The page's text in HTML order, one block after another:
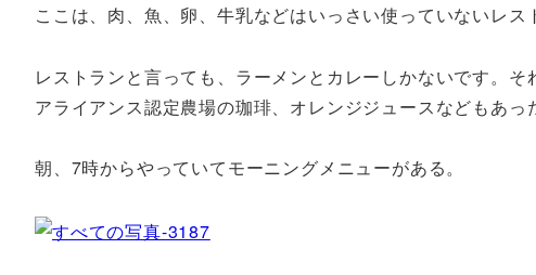
ここは、肉、魚、卵、牛乳などはいっさい使っていないレス
レストランと言っても、ラーメンとカレーしかないです。
アライアンス認定農場の珈琲、オレンジジュースなどもあっ
朝、7時からやっていてモーニングメニューがある。